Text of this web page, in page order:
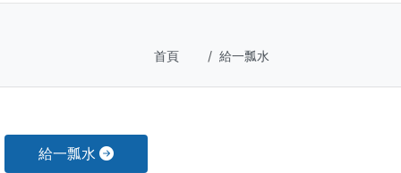
首頁 給一瓢水
給一瓢水